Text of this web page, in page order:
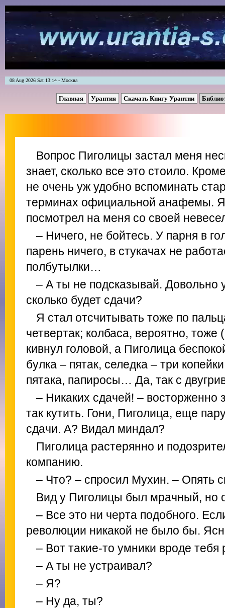
08 Aug 2026 Sat 13:14 - Москва
Главная Урантия Скачать Книгу Урантии
Вопрос Пиголицы застал меня
знает, сколько все это стоило.
не очень уж удобно вспоминать
терминах официальной анафемы. Я
посмотрел на меня со своей
– Ничего, не бойтесь. У парня в
парень ничего, в стукачах не
полбутылки…
– А ты не подсказывай. Довольно
сколько будет сдачи?
Я стал отсчитывать тоже по
четвертак; колбаса, вероятно,
кивнул головой, а Пиголица
булка – пятак, селедка – три
пятака, папиросы… Да, так с
– Никаких сдачей! – восторженно
так кутить. Гони, Пиголица, еще
сдачи. А? Видал миндал?
Пиголица растерянно и
компанию.
– Что? – спросил Мухин. – Опять
Вид у Пиголицы был мрачный, но
– Все это ни черта подобного.
революции никакой не было бы.
– Вот такие-то умники вроде
– А ты не устраивал?
– Я?
– Ну да, ты?